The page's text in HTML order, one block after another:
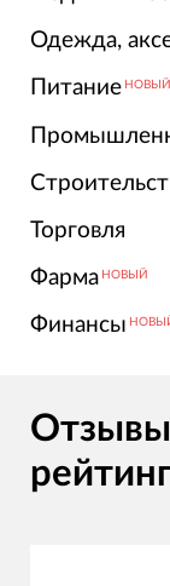
Одежда,
Питание НОВЫЙ
Торговля
Фарма НОВЫЙ
Финансы
Отзывы